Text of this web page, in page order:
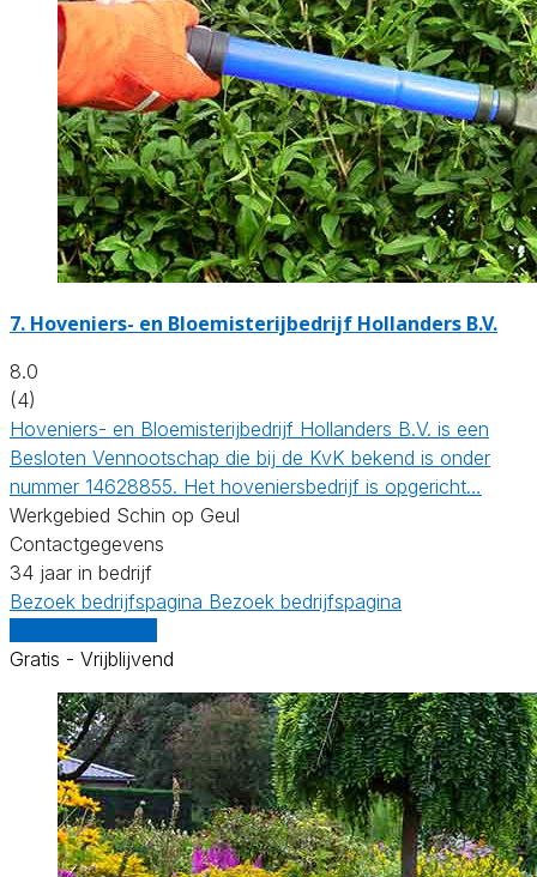
7. Hoveniers- en Bloemisterijbedrijf Hollanders B.V.
8.0
(4)
Hoveniers- en Bloemisterijbedrijf Hollanders B.V. is een
Besloten Vennootschap die bij de KvK bekend is onder
nummer 14628855. Het hoveniersbedrijf is opgericht…
Werkgebied Schin op Geul
Contactgegevens
34 jaar in bedrijf
Bezoek bedrijfspagina Bezoek bedrijfspagina
Gratis - Vrijblijvend